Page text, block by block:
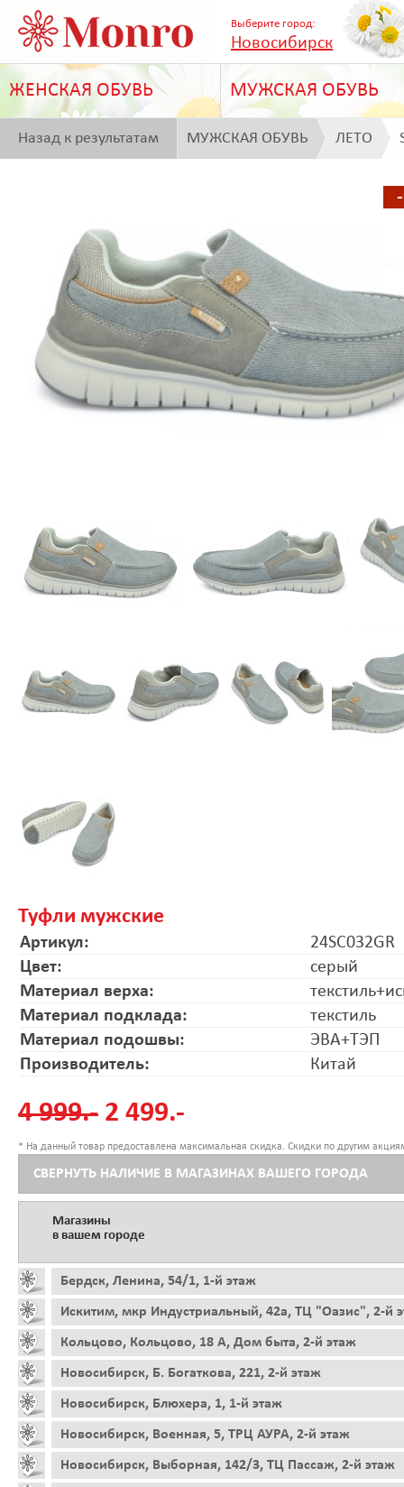
Выберите город:
Новосибирск
ЖЕНСКАЯ ОБУВЬ МУЖСКАЯ ОБУВЬ
Назад к результатам МУЖСКАЯ ОБУВЬ ЛЕТО
Туфли мужские
Артикул:
24SC032GR
Цвет:
серый
Материал верха:
Материал подклада:
текстиль
Материал подошвы:
ЭВА+ТЭП
Производитель:
Китай
4 999.- 2 499.-
* На данный товар предоставлена максимальная скидка. Скидки по другим
СВЕРНУТЬ НАЛИЧИЕ В МАГАЗИНАХ ВАШЕГО ГОРОДА
Магазины
в вашем городе
Бердск, Ленина, 54/1, 1-й этаж
Искитим, мкр Индустриальный, 42а, ТЦ "Оазис", 2-й
Кольцово, Кольцово, 18 А, Дом быта, 2-й этаж
Новосибирск, Б. Богаткова, 221, 2-й этаж
Новосибирск, Блюхера, 1, 1-й этаж
Новосибирск, Военная, 5, ТРЦ АУРА, 2-й этаж
Новосибирск, Выборная, 142/3, ТЦ Пассаж, 2-й этаж